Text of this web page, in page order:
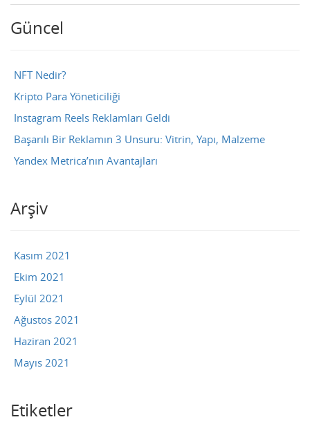
Güncel
NFT Nedir?
Kripto Para Yöneticiliği
Instagram Reels Reklamları Geldi
Başarılı Bir Reklamın 3 Unsuru: Vitrin, Yapı, Malzeme
Yandex Metrica’nın Avantajları
Arşiv
Kasım 2021
Ekim 2021
Eylül 2021
Ağustos 2021
Haziran 2021
Mayıs 2021
Etiketler